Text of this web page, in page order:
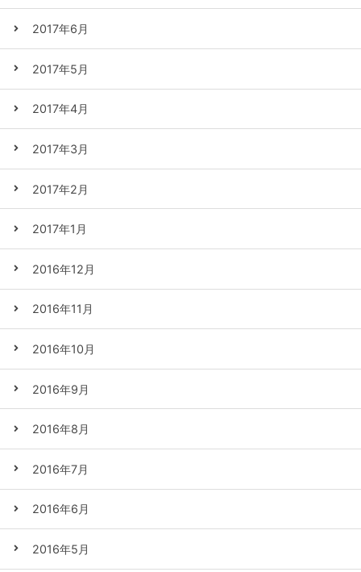
2017年6月
2017年5月
2017年4月
2017年3月
2017年2月
2017年1月
2016年12月
2016年11月
2016年10月
2016年9月
2016年8月
2016年7月
2016年6月
2016年5月